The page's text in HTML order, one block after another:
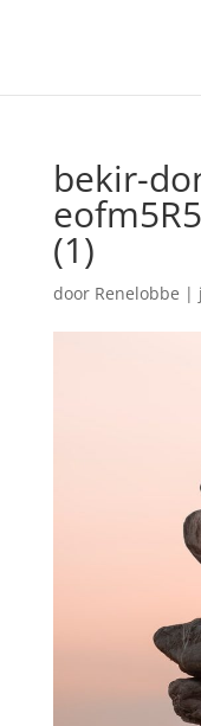
bekir-
(1)
door Renelobbe |